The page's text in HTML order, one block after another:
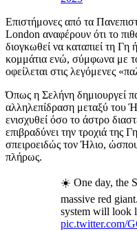
Επιστήμονες από τα
London αναφέρουν ότι το
διογκωθεί να καταπιεί τη Γη
κομμάτια ενώ, σύμφωνα με
οφείλεται στις λεγόμενες
Όπως η Σελήνη δημιουργεί
αλληλεπίδραση μεταξύ του
ενισχυθεί όσο το άστρο
επιβραδύνει την τροχιά της
σπειροειδώς τον Ήλιο,
πλήρως.
☀️ One day, the
massive red
system will look
pic.twitter.com/